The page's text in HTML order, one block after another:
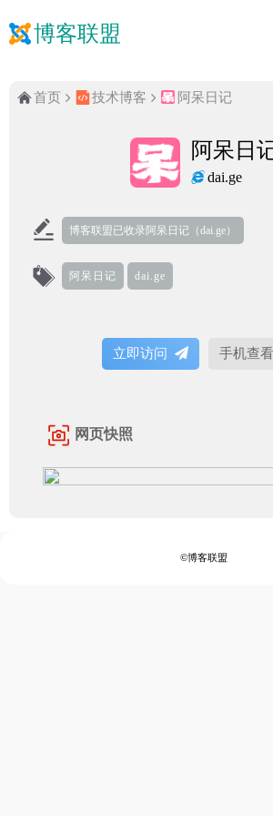
博客联盟
首页 技术博客 阿呆日记
阿呆日
dai.ge
博客联盟已收录阿呆日记（dai.ge）
阿呆日记 dai.ge
立即访问 手机查看
网页快照
©博客联盟